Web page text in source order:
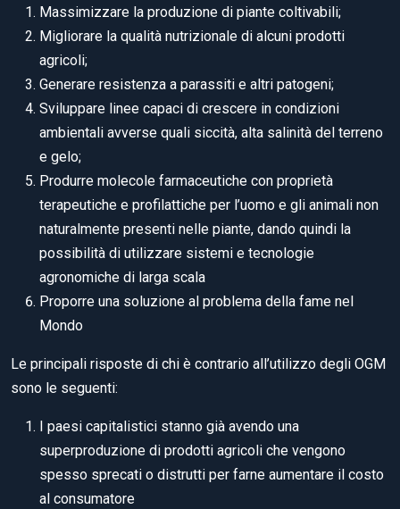
Massimizzare la produzione di piante coltivabili;
Migliorare la qualità nutrizionale di alcuni prodotti
agricoli;
Generare resistenza a parassiti e altri patogeni;
Sviluppare linee capaci di crescere in condizioni
ambientali avverse quali siccità, alta salinità del terreno
e gelo;
Produrre molecole farmaceutiche con proprietà
terapeutiche e profilattiche per l’uomo e gli animali non
naturalmente presenti nelle piante, dando quindi la
possibilità di utilizzare sistemi e tecnologie
agronomiche di larga scala
Proporre una soluzione al problema della fame nel
Mondo
Le principali risposte di chi è contrario all’utilizzo degli OGM
sono le seguenti:
I paesi capitalistici stanno già avendo una
superproduzione di prodotti agricoli che vengono
spesso sprecati o distrutti per farne aumentare il costo
al consumatore